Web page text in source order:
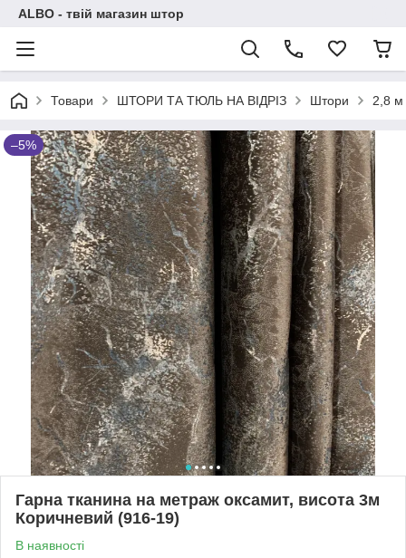
ALBO - твій магазин штор
Товари ШТОРИ ТА ТЮЛЬ НА ВІДРІЗ Штори 2,8 м
–5%
Гарна тканина на метраж оксамит, висота 3м
Коричневий (916-19)
В наявності